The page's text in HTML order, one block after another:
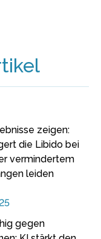
zeigen:
die Libido bei
vermindertem
leiden
gegen